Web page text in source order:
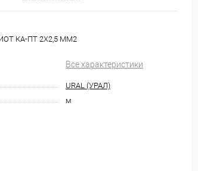
КА-ПТ 2Х2,5 ММ2
Все характеристики
URAL (УРАЛ)
м